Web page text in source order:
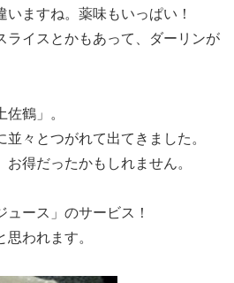
ますね。薬味もいっぱい！
ライスとかもあって、ダーリンが
鶴」。
々とつがれて出てきました。
得だったかもしれません。
ース」のサービス！
われます。